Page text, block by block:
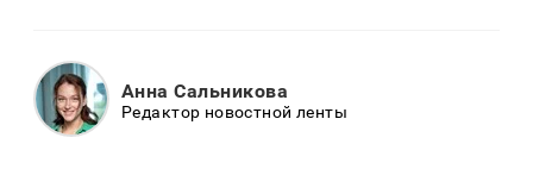
Анна Сальникова
Редактор новостной ленты